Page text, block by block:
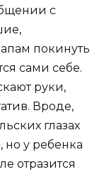
с
покинуть
сами себе.
руки,
Вроде,
глазах
но у ребенка
отразится